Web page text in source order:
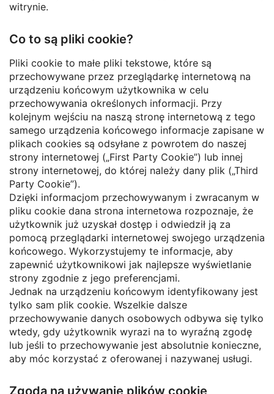
witrynie.
Co to są pliki cookie?
Pliki cookie to małe pliki tekstowe, które są
przechowywane przez przeglądarkę internetową na
urządzeniu końcowym użytkownika w celu
przechowywania określonych informacji. Przy
kolejnym wejściu na naszą stronę internetową z tego
samego urządzenia końcowego informacje zapisane w
plikach cookies są odsyłane z powrotem do naszej
strony internetowej („First Party Cookie”) lub innej
strony internetowej, do której należy dany plik („Third
Party Cookie”).
Dzięki informacjom przechowywanym i zwracanym w
pliku cookie dana strona internetowa rozpoznaje, że
użytkownik już uzyskał dostęp i odwiedził ją za
pomocą przeglądarki internetowej swojego urządzenia
końcowego. Wykorzystujemy te informacje, aby
zapewnić użytkownikowi jak najlepsze wyświetlanie
strony zgodnie z jego preferencjami.
Jednak na urządzeniu końcowym identyfikowany jest
tylko sam plik cookie. Wszelkie dalsze
przechowywanie danych osobowych odbywa się tylko
wtedy, gdy użytkownik wyrazi na to wyraźną zgodę
lub jeśli to przechowywanie jest absolutnie konieczne,
aby móc korzystać z oferowanej i nazywanej usługi.
Zgoda na używanie plików cookie